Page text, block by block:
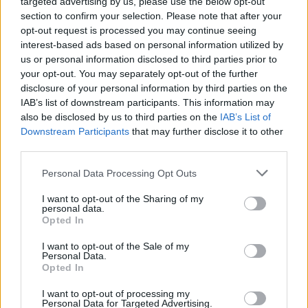
section to confirm your selection. Please note that after your
opt-out request is processed you may continue seeing
interest-based ads based on personal information utilized by
us or personal information disclosed to third parties prior to
your opt-out. You may separately opt-out of the further
disclosure of your personal information by third parties on the
IAB’s list of downstream participants. This information may
also be disclosed by us to third parties on the IAB’s List of
Downstream Participants that may further disclose it to other
Please note that this website/app uses one or more Google
not limited to your visit or usage behaviour. You may click to
grant or deny consent to Google and its third-party tags to
use your data for below specified purposes in below Google
consent section.
Personal Data Processing Opt Outs
I want to opt-out of the Sharing of my
personal data.
Opted In
I want to opt-out of the Sale of my
Personal Data.
Opted In
I want to opt-out of processing my
Personal Data for Targeted Advertising.
Diego Martín